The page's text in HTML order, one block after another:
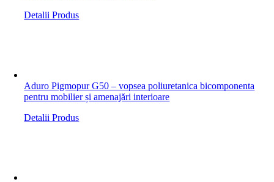
Detalii Produs
Aduro Pigmopur G50 – vopsea poliuretanica bicomponenta
pentru mobilier și amenajări interioare
Detalii Produs